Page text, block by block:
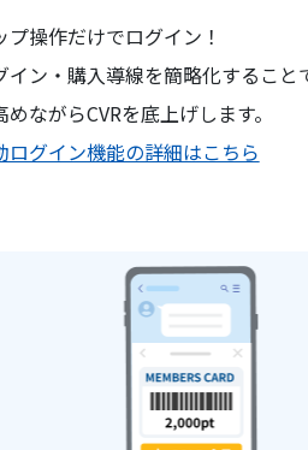
プ操作だけでログイン！
イン・購入導線を簡略化すること
めながらCVRを底上げします。
ログイン機能の詳細はこちら